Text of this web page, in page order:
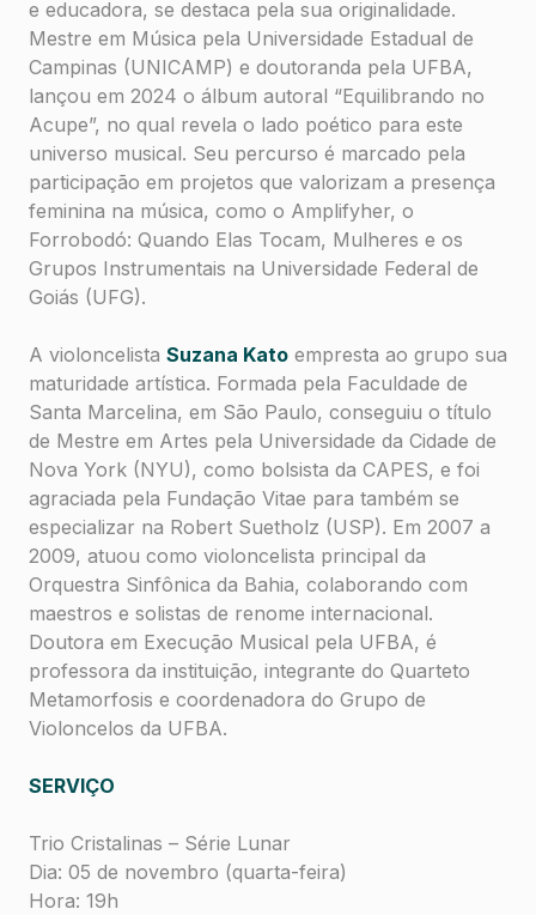
e educadora, se destaca pela sua originalidade.
Mestre em Música pela Universidade Estadual de
Campinas (UNICAMP) e doutoranda pela UFBA,
lançou em 2024 o álbum autoral “Equilibrando no
Acupe”, no qual revela o lado poético para este
universo musical. Seu percurso é marcado pela
participação em projetos que valorizam a presença
feminina na música, como o Amplifyher, o
Forrobodó: Quando Elas Tocam, Mulheres e os
Grupos Instrumentais na Universidade Federal de
Goiás (UFG).
A violoncelista Suzana Kato empresta ao grupo sua
maturidade artística. Formada pela Faculdade de
Santa Marcelina, em São Paulo, conseguiu o título
de Mestre em Artes pela Universidade da Cidade de
Nova York (NYU), como bolsista da CAPES, e foi
agraciada pela Fundação Vitae para também se
especializar na Robert Suetholz (USP). Em 2007 a
2009, atuou como violoncelista principal da
Orquestra Sinfônica da Bahia, colaborando com
maestros e solistas de renome internacional.
Doutora em Execução Musical pela UFBA, é
professora da instituição, integrante do Quarteto
Metamorfosis e coordenadora do Grupo de
Violoncelos da UFBA.
SERVIÇO
Trio Cristalinas – Série Lunar
Dia: 05 de novembro (quarta-feira)
Hora: 19h